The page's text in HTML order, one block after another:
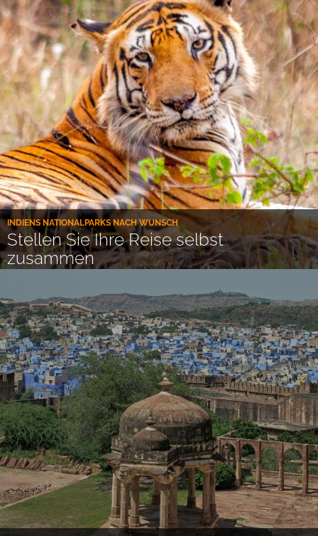
INDIENS NATIONALPARKS NACH WUNSCH
Stellen Sie Ihre Reise selbst
zusammen